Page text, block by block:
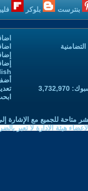
بنترست بلوكر
متاحة للجميع مع الإشارة
هيئة الادارة لا تعبر